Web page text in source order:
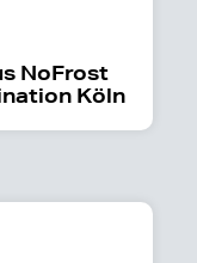
NoFrost
Köln